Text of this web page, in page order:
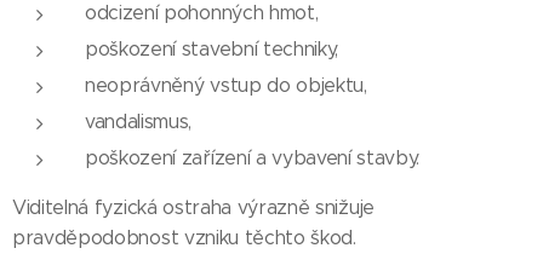
odcizení pohonných hmot,
poškození stavební techniky,
neoprávněný vstup do objektu,
vandalismus,
poškození zařízení a vybavení stavby.
Viditelná fyzická ostraha výrazně snižuje
pravděpodobnost vzniku těchto škod.